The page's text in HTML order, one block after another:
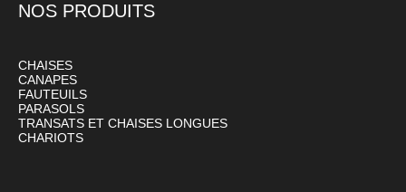
NOS PRODUITS
CHAISES
CANAPES
FAUTEUILS
PARASOLS
TRANSATS ET CHAISES LONGUES
CHARIOTS